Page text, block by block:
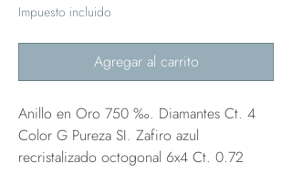
Impuesto incluido
Agregar al carrito
Anillo en Oro 750 ‰. Diamantes Ct. 4
Color G Pureza SI. Zafiro azul
recristalizado octogonal 6x4 Ct. 0.72